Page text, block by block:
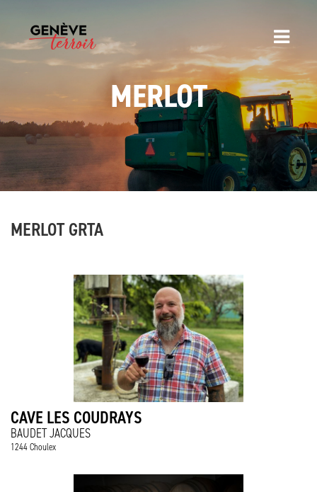
MERLOT
MERLOT GRTA
CAVE LES COUDRAYS
BAUDET JACQUES
1244 Choulex